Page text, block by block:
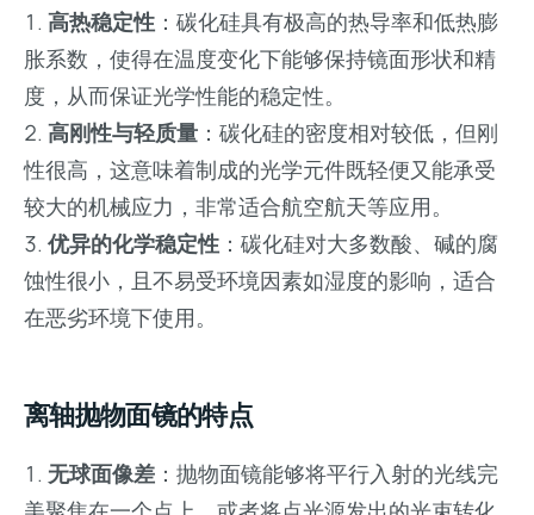
高热稳定性 ：碳化硅具有极高的热导率和低热膨
胀系数，使得在温度变化下能够保持镜面形状和精
度，从而保证光学性能的稳定性。
高刚性与轻质量 ：碳化硅的密度相对较低，但刚
性很高，这意味着制成的光学元件既轻便又能承受
较大的机械应力，非常适合航空航天等应用。
优异的化学稳定性 ：碳化硅对大多数酸、碱的腐
蚀性很小，且不易受环境因素如湿度的影响，适合
在恶劣环境下使用。
离轴抛物面镜的特点
无球面像差 ：抛物面镜能够将平行入射的光线完